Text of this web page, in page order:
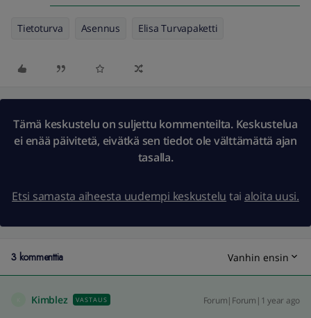
Tietoturva Asennus Elisa Turvapaketti
Tämä keskustelu on suljettu kommenteilta. Keskustelua
ei enää päivitetä, eivätkä sen tiedot ole välttämättä ajan
tasalla.
Etsi samasta aiheesta uudempi keskustelu tai aloita uusi.
3 kommenttia Vanhin ensin
Kimblez VASTAUS Forum|Forum|1 year ago